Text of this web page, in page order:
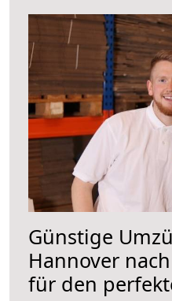
Günstige
Hannover
für den